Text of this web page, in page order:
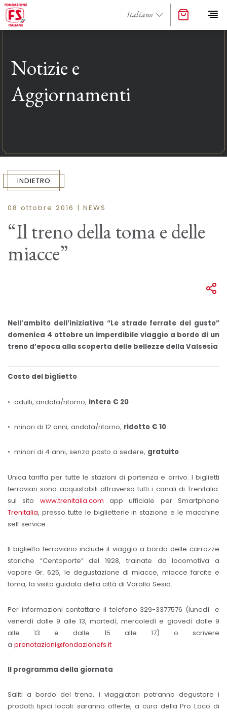
Notizie e
Aggiornamenti
INDIETRO
08 ottobre 2016 | NEWS
“Il treno della toma e delle
miacce”
Nell’ambito dell’iniziativa “Le strade ferrate del gusto”
domenica 4 ottobre un imperdibile viaggio a bordo di un
treno d’epoca alla scoperta delle bellezze della Valsesia
Costo del biglietto
• adulti, andata/ritorno, intero € 20
• minori di 12 anni, andata/ritorno, ridotto € 10
• minori di 4 anni, senza posto a sedere, gratuito
Unica tariffa per tutte le stazioni di partenza e arrivo. I biglietti
ferroviari sono acquistabili attraverso tutti i canali di Trenitalia:
sul sito www.trenitalia.com app ufficiale per Smartphone
Trenitalia, presso tutte le biglietterie in stazione e le macchine
self service.
Il biglietto ferroviario include il viaggio a bordo delle carrozze
storiche “Centoporte” del 1928, trainate da locomotiva a
vapore Gr. 625, le degustazione di miacce, miacce farcite e
toma, la visita guidata della città di Varallo Sesia.
Per informazioni contattare il telefono 329-3377576 (lunedì e
venerdì dalle 9 alle 13, martedì, mercoledì e giovedì dalle 9
alle 13 e dalle 15 alle 17) o scrivere
a prenotazioni@fondazionefs.it
Il programma della giornata
Saliti a bordo del treno, i viaggiatori potranno degustare i
prodotti tipici locali: saranno offerte, a cura della Pro Loco di